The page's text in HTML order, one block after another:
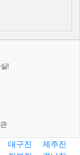
!
대구진
제주진